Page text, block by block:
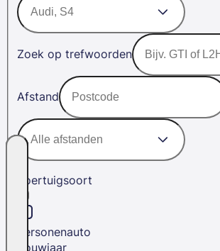
Zoek op trefwoorden
Afstand
Voertuigsoort
Personenauto
Bouwjaar